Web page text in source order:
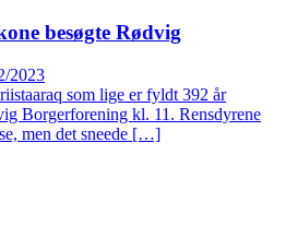
besøgte Rødvig
2023
som lige er fyldt 392 år
Borgerforening kl. 11. Rensdyrene
men det sneede […]